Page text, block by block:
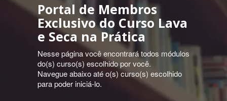
Portal de Membros
Exclusivo do Curso Lava
e Seca na Prática
Nesse página você encontrará todos módulos
do(s) curso(s) escolhido por você.
Navegue abaixo até o(s) curso(s) escolhido
para poder iniciá-lo.